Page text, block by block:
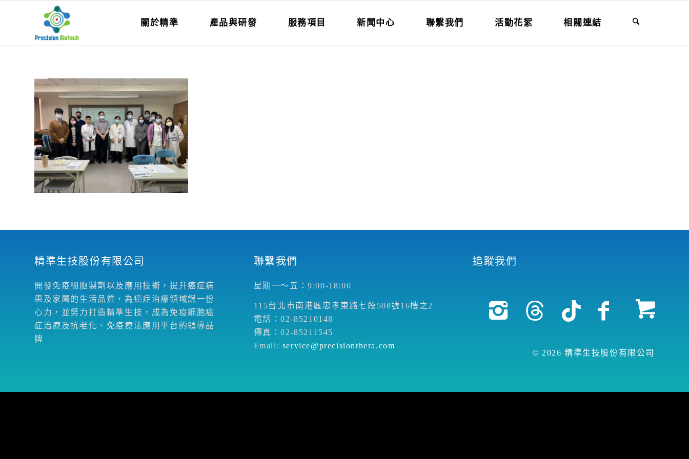
關於精準 產品與研發 服務項目 新聞中心 聯繫我們 活動花絮 相關連結
精準生技股份有限公司
開發免疫細胞製劑以及應用技術，提升癌症病
患及家屬的生活品質，為癌症治療領域謀一份
心力，並努力打造精準生技，成為免疫細胞癌
症治療及抗老化、免疫療法應用平台的領導品
牌
聯繫我們
星期一～五：9:00-18:00
115台北市南港區忠孝東路七段508號16樓之2
電話：02-85210148
傳真：02-85211545
Email: service@precisionthera.com
追蹤我們
© 2026 精準生技股份有限公司